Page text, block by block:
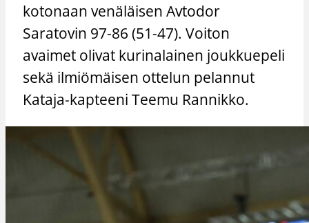
kotonaan venäläisen Avtodor
Saratovin 97-86 (51-47). Voiton
avaimet olivat kurinalainen joukkuepeli
sekä ilmiömäisen ottelun pelannut
Kataja-kapteeni Teemu Rannikko.